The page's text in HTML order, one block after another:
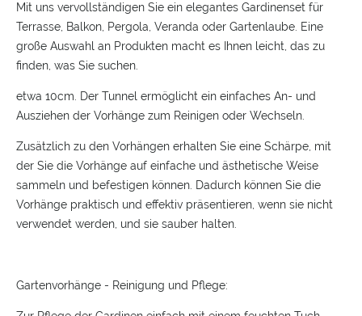
Mit uns vervollständigen Sie ein elegantes Gardinenset für
Terrasse, Balkon, Pergola, Veranda oder Gartenlaube. Eine
große Auswahl an Produkten macht es Ihnen leicht, das zu
finden, was Sie suchen.
etwa 10cm. Der Tunnel ermöglicht ein einfaches An- und
Ausziehen der Vorhänge zum Reinigen oder Wechseln.
Zusätzlich zu den Vorhängen erhalten Sie eine Schärpe, mit
der Sie die Vorhänge auf einfache und ästhetische Weise
sammeln und befestigen können. Dadurch können Sie die
Vorhänge praktisch und effektiv präsentieren, wenn sie nicht
verwendet werden, und sie sauber halten.
Gartenvorhänge - Reinigung und Pflege: